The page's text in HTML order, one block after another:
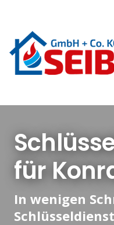
für
In wenigen